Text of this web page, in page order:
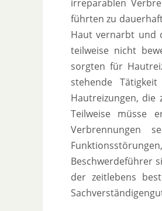
irreparablen
führten zu
Haut vernarbt und
teilweise nicht
sorgten für
stehende
Hautreizungen, die
Teilweise müsse
Verbrennungen
Beschwerdeführer
der zeitlebens